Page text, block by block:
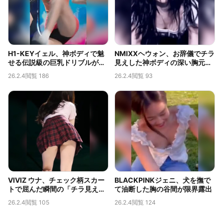
H1-KEYイェル、神ボディで魅
せる伝説級の巨乳ドリブルが話
26.2.4閲覧 186
NMIXXヘウォン、お辞儀でチラ
見えした神ボディの深い胸元が
限界露出
26.2.4閲覧 93
VIVIZ ウナ、チェック柄スカー
トで屈んだ瞬間の「チラ見え」
が伝説的なバックカメラ映像
26.2.4閲覧 105
BLACKPINKジェニ、犬を撫で
て油断した胸の谷間が限界露出
26.2.4閲覧 124